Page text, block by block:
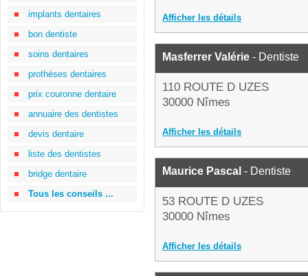
implants dentaires
bon dentiste
soins dentaires
prothèses dentaires
prix couronne dentaire
annuaire des dentistes
devis dentaire
liste des dentistes
bridge dentaire
Tous les conseils ...
Afficher les détails
Masferrer Valérie - Dentiste
110 ROUTE D UZES
30000 Nîmes
Afficher les détails
Maurice Pascal - Dentiste
53 ROUTE D UZES
30000 Nîmes
Afficher les détails